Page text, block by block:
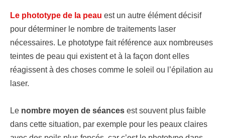
Le phototype de la peau est un autre élément décisif
pour déterminer le nombre de traitements laser
nécessaires. Le phototype fait référence aux nombreuses
teintes de peau qui existent et à la façon dont elles
réagissent à des choses comme le soleil ou l’épilation au
laser.
Le nombre moyen de séances est souvent plus faible
dans cette situation, par exemple pour les peaux claires